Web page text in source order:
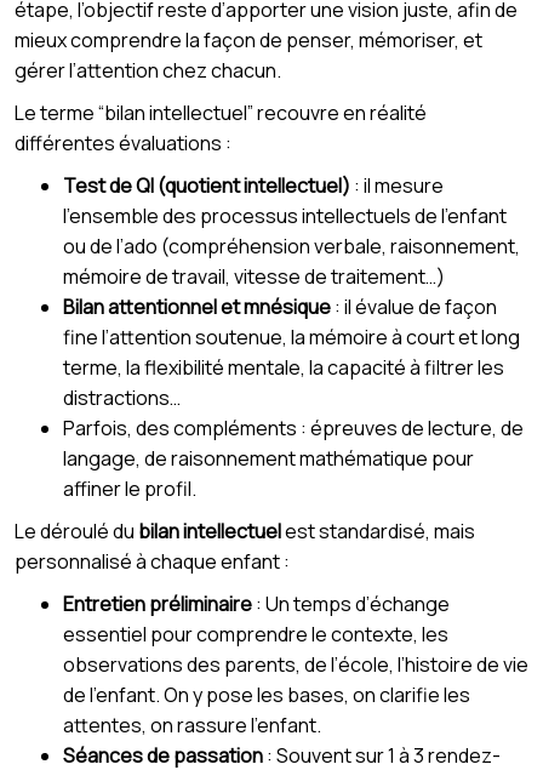
étape, l’objectif reste d’apporter une vision juste, afin de
mieux comprendre la façon de penser, mémoriser, et
gérer l’attention chez chacun.
Le terme “bilan intellectuel” recouvre en réalité
différentes évaluations :
Test de QI (quotient intellectuel) : il mesure
l’ensemble des processus intellectuels de l’enfant
ou de l’ado (compréhension verbale, raisonnement,
mémoire de travail, vitesse de traitement…)
Bilan attentionnel et mnésique: il évalue de façon
fine l’attention soutenue, la mémoire à court et long
terme, la flexibilité mentale, la capacité à filtrer les
distractions…
Parfois, des compléments : épreuves de lecture, de
langage, de raisonnement mathématique pour
affiner le profil.
Le déroulé du bilan intellectuelest standardisé, mais
personnalisé à chaque enfant :
Entretien préliminaire: Un temps d’échange
essentiel pour comprendre le contexte, les
observations des parents, de l’école, l’histoire de vie
de l’enfant. On y pose les bases, on clarifie les
attentes, on rassure l’enfant.
Séances de passation: Souvent sur 1 à 3 rendez-